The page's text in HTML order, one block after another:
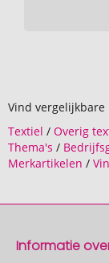
Vind
Textiel / Overig
Thema's /
Merkartikelen /
Informatie